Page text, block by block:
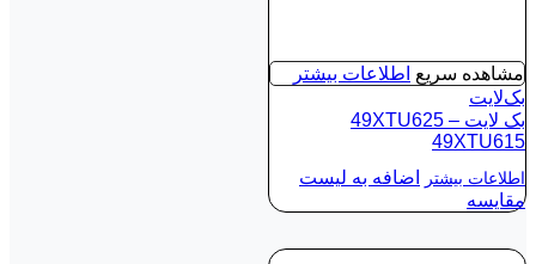
مشاهده سریع اطلاعات بیشتر
بک‌لایت
بک لايت 49XTU625 –
49XTU615
اطلاعات بیشتر
اضافه به لیست
مقایسه